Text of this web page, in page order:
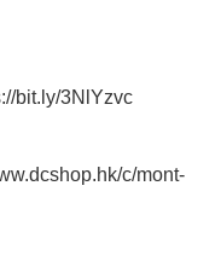
bit.ly/3NlYzvc
c/mont-